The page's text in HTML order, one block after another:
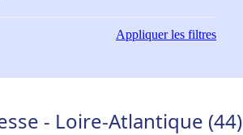
Appliquerles filtres
- Loire-Atlantique (44)